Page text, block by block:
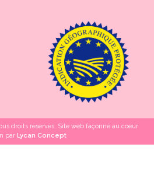
droits réservés. Site web façonné au coeur
par Lycan Concept